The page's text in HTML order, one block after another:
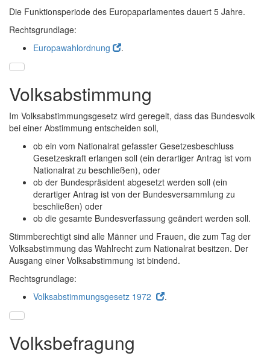
Die Funktionsperiode des Europaparlamentes dauert 5 Jahre.
Rechtsgrundlage:
Europawahlordnung
.
Volksabstimmung
Im Volksabstimmungsgesetz wird geregelt, dass das Bundesvolk
bei einer Abstimmung entscheiden soll,
ob ein vom Nationalrat gefasster Gesetzesbeschluss
Gesetzeskraft erlangen soll (ein derartiger Antrag ist vom
Nationalrat zu beschließen), oder
ob der Bundespräsident abgesetzt werden soll (ein
derartiger Antrag ist von der Bundesversammlung zu
beschließen) oder
ob die gesamte Bundesverfassung geändert werden soll.
Stimmberechtigt sind alle Männer und Frauen, die zum Tag der
Volksabstimmung das Wahlrecht zum Nationalrat besitzen. Der
Ausgang einer Volksabstimmung ist bindend.
Rechtsgrundlage:
Volksabstimmungsgesetz 1972
.
Volksbefragung